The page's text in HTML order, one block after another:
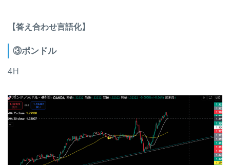
【答え合わせ言語化】
③ポンドル
4H